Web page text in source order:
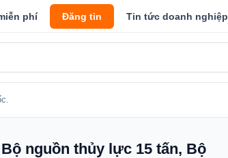
phí Đăng tin Tin tức doanh nghiệp
nguồn thủy lực 15 tấn, Bộ